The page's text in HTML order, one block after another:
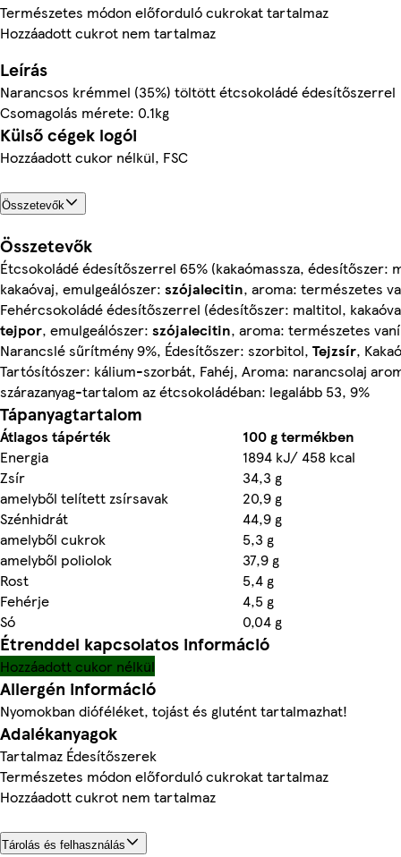
Természetes módon előforduló cukrokat tartalmaz
Hozzáadott cukrot nem tartalmaz
Leírás
Narancsos krémmel (35%) töltött étcsokoládé édesítőszerrel
Csomagolás mérete: 0.1kg
Külső cégek logói
Hozzáadott cukor nélkül, FSC
Összetevők
Összetevők
Étcsokoládé édesítőszerrel 65% (kakaómassza, édesítőszer:
kakaóvaj, emulgeálószer: szójalecitin, aroma: természetes
Fehércsokoládé édesítőszerrel (édesítőszer: maltitol,
tejpor, emulgeálószer: szójalecitin, aroma: természetes
Narancslé sűrítmény 9%, Édesítőszer: szorbitol, Tejzsír,
Tartósítószer: kálium-szorbát, Fahéj, Aroma: narancsolaj
szárazanyag-tartalom az étcsokoládéban: legalább 53, 9%
Tápanyagtartalom
Átlagos tápérték
100 g termékben
Energia
1894 kJ/ 458 kcal
Zsír
34,3 g
amelyből telített zsírsavak
20,9 g
Szénhidrát
44,9 g
amelyből cukrok
5,3 g
amelyből poliolok
37,9 g
Rost
5,4 g
Fehérje
4,5 g
Só
0,04 g
Étrenddel kapcsolatos információ
Hozzáadott cukor nélkül
Allergén információ
Nyomokban dióféléket, tojást és glutént tartalmazhat!
Adalékanyagok
Tartalmaz Édesítőszerek
Természetes módon előforduló cukrokat tartalmaz
Hozzáadott cukrot nem tartalmaz
Tárolás és felhasználás